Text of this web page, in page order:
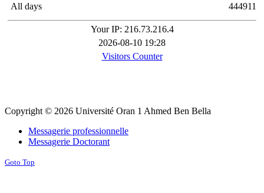
All days
444911
Your IP: 216.73.216.4
2026-08-10 19:28
Visitors Counter
Copyright © 2026 Université Oran 1 Ahmed Ben Bella
Messagerie professionnelle
Messagerie Doctorant
Goto Top